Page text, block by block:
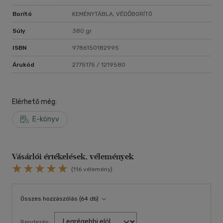
ráébressze az embereket a képességeikre, és olyan
az életüket.
Borító KEMÉNYTÁBLA, VÉDŐBORÍTÓ
Súly 380 gr
ISBN 9786150182995
Árukód 2775175 / 1219580
Elérhető még:
E-könyv
Vásárlói értékelések, vélemények
(116 vélemény)
Összes hozzászólás (64 db)